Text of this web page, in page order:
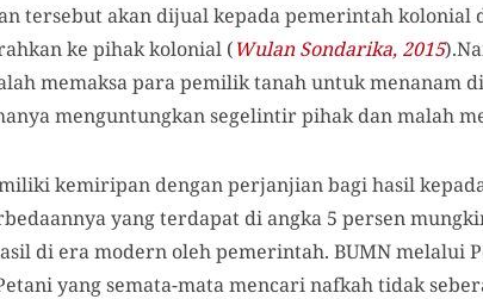
tersebut akan dijual kepada pemerintah kolonial
ke pihak kolonial (Wulan Sondarika, 2015
memaksa para pemilik tanah untuk menanam
menguntungkan segelintir pihak dan malah
kemiripan dengan perjanjian bagi hasil
yang terdapat di angka 5 persen
di era modern oleh pemerintah. BUMN melalui
yang semata-mata mencari nafkah tidak